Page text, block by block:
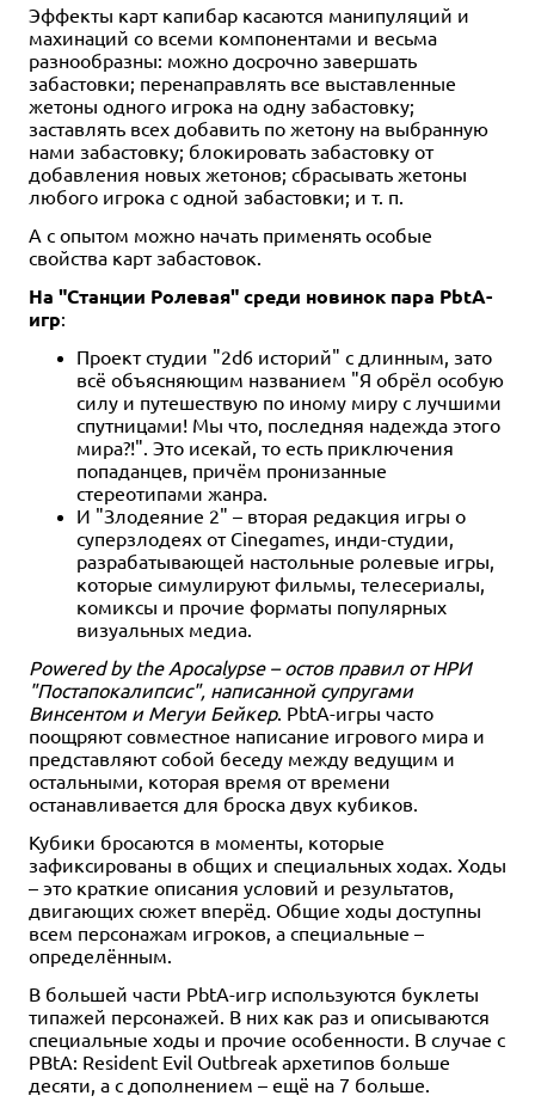
Эффекты карт капибар касаются манипуляций и
махинаций со всеми компонентами и весьма
разнообразны: можно досрочно завершать
забастовки; перенаправлять все выставленные
жетоны одного игрока на одну забастовку;
заставлять всех добавить по жетону на выбранную
нами забастовку; блокировать забастовку от
добавления новых жетонов; сбрасывать жетоны
любого игрока с одной забастовки; и т. п.
А с опытом можно начать применять особые
свойства карт забастовок.
На "Станции Ролевая" среди новинок пара PbtA-
игр:
Проект студии "2d6 историй" с длинным, зато
всё объясняющим названием "Я обрёл особую
силу и путешествую по иному миру с лучшими
спутницами! Мы что, последняя надежда этого
мира?!". Это исекай, то есть приключения
попаданцев, причём пронизанные
стереотипами жанра.
И "Злодеяние 2" – вторая редакция игры о
суперзлодеях от Cinegames, инди-студии,
разрабатывающей настольные ролевые игры,
которые симулируют фильмы, телесериалы,
комиксы и прочие форматы популярных
визуальных медиа.
Powered by the Apocalypse – остов правил от НРИ
"Постапокалипсис", написанной супругами
Винсентом и Мегуи Бейкер. PbtA-игры часто
поощряют совместное написание игрового мира и
представляют собой беседу между ведущим и
остальными, которая время от времени
останавливается для броска двух кубиков.
Кубики бросаются в моменты, которые
зафиксированы в общих и специальных ходах. Ходы
– это краткие описания условий и результатов,
двигающих сюжет вперёд. Общие ходы доступны
всем персонажам игроков, а специальные –
определённым.
В большей части PbtA-игр используются буклеты
типажей персонажей. В них как раз и описываются
специальные ходы и прочие особенности. В случае с
PBtA: Resident Evil Outbreak архетипов больше
десяти, а с дополнением – ещё на 7 больше.